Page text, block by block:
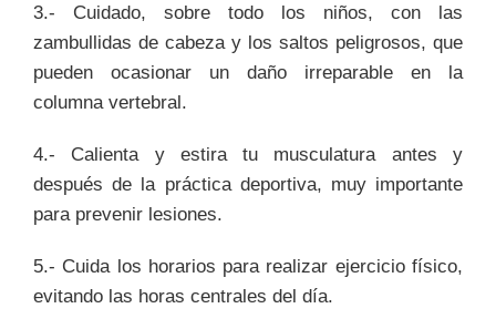
3.- Cuidado, sobre todo los niños, con las
zambullidas de cabeza y los saltos peligrosos, que
pueden ocasionar un daño irreparable en la
columna vertebral.
4.- Calienta y estira tu musculatura antes y
después de la práctica deportiva, muy importante
para prevenir lesiones.
5.- Cuida los horarios para realizar ejercicio físico,
evitando las horas centrales del día.